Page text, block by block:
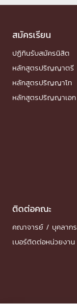
สมัครเรียน
ปฏิทินรับสมัครนิสิต
หลักสูตรปริญญาตรี
หลักสูตรปริญญาโท
หลักสูตรปริญญาเอก
ติดต่อคณะ
คณาจารย์ / บุคลากร
เบอร์ติดต่อหน่วยงาน